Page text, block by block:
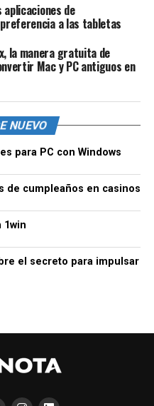
aplicaciones de
a las tabletas
la manera gratuita de
Mac y PC antiguos en
NUEVO
para PC con Windows
de cumpleaños en casinos
1win
el secreto para impulsar